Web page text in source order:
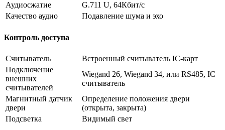
Аудиосжатие
G.711 U, 64Кбит/с
Качество аудио
Подавление шума и эхо
Контроль доступа
Считыватель
Встроенный считыватель IC-карт
Подключение
внешних
считывателей
Wiegand 26, Wiegand 34, или RS485, IC
считыватель
Магнитный датчик
двери
Определение положения двери
(открыта, закрыта)
Подсветка
Видимый свет